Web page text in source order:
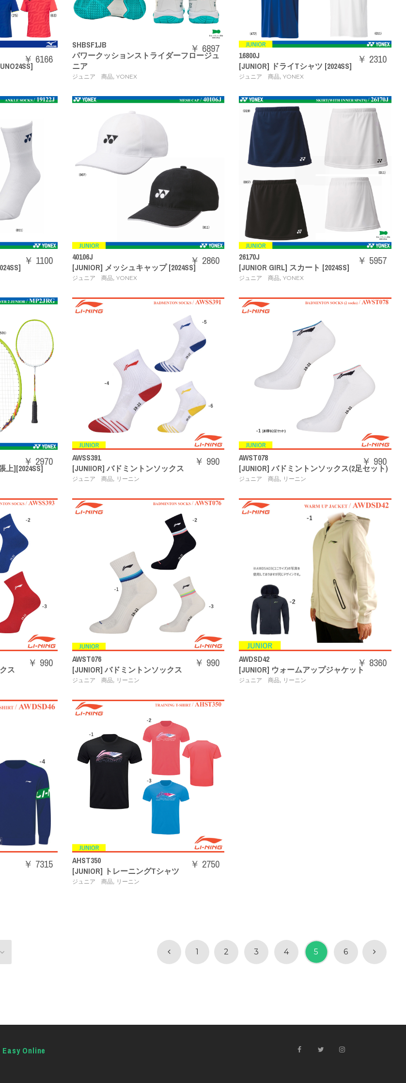
￥ 6166
SHBSF1JB
パワークッションストライダーフロージュ
ニア
ジュニア 商品, YONEX
￥ 6897
16800J
[JUNIOR] ドライTシャツ [2024SS]
ジュニア 商品,YONEX
￥ 2310
￥ 1100
40106J
[JUNIOR] メッシュキャップ [2024SS]
ジュニア 商品, YONEX
￥ 2860
26170J
[JUNIOR GIRL] スカート [2024SS]
ジュニア 商品,YONEX
￥ 5957
上][2024SS]
￥ 2970
AWSS391
[JUNIIOR] バドミントンソックス
ジュニア 商品, リーニン
￥ 990
AWST078
[JUNIOR] バドミントンソックス(2足セット)
ジュニア 商品, リーニン
￥ 990
ス
￥ 990
AWST076
[JUNIOR] バドミントンソックス
ジュニア 商品, リーニン
￥ 990
AWDSD42
[JUNIOR] ウォームアップジャケット
ジュニア 商品, リーニン
￥ 8360
￥ 7315
AHST350
[JUNIOR] トレーニングTシャツ
ジュニア 商品, リーニン
￥ 2750
1 2 3 4 5 6
Online